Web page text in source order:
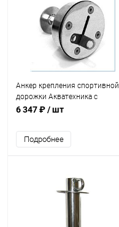
Анкер крепления спортивной
дорожки Акватехника с
выдвижным крюком
6 347 ₽/ шт
Подробнее